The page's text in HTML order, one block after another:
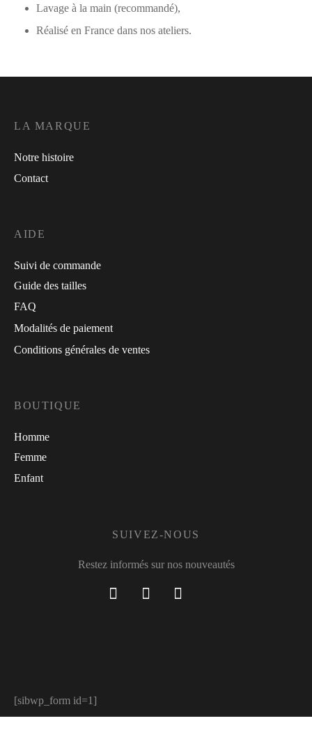
Lavage à la main (recommandé),
Réalisé en France dans nos ateliers.
LA MARQUE
Notre histoire
Contact
AIDE
Suivi de commande
Guide des tailles
FAQ
Modalités de paiement
Conditions générales de ventes
BOUTIQUE
Homme
Femme
Enfant
SUIVEZ-NOUS
Restez informés sur nos nouveautés
[sibwp_form id=1]